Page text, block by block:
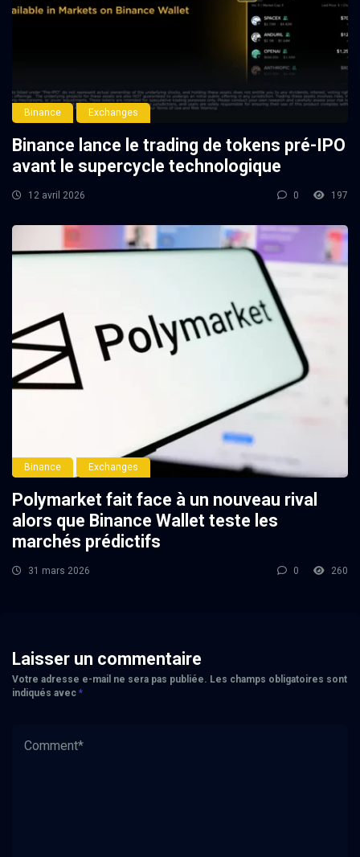
Binance Exchanges
Binance lance le trading de tokens pré-IPO
avant le supercycle technologique
12 avril 2026 0 197
Binance Exchanges
Polymarket fait face à un nouveau rival
alors que Binance Wallet teste les
marchés prédictifs
31 mars 2026 0 260
Laisser un commentaire
Votre adresse e-mail ne sera pas publiée. Les champs obligatoires sont
indiqués avec *